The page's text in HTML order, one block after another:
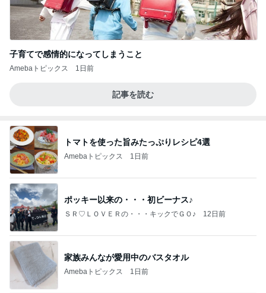
子育てで感情的になってしまうこと
Amebaトピックス 1日前
記事を読む
トマトを使った旨みたっぷりレシピ4選
Amebaトピックス 1日前
ポッキー以来の・・・初ビーナス♪
ＳＲ♡ＬＯＶＥＲの・・・キックでＧＯ♪ 12日前
家族みんなが愛用中のバスタオル
Amebaトピックス 1日前